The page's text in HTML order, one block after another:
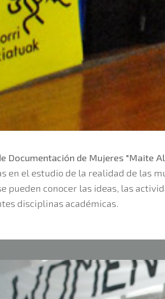
Documentación de Mujeres "Maite
en el estudio de la realidad de las
pueden conocer las ideas, las
disciplinas académicas.